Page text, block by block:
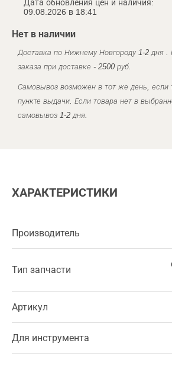
Дата обновления цен и наличия:
09.08.2026 в 18:41
Нет в наличии
Доставка по Нижнему Новгороду 1-2 дня
заказа при доставке - 2500 руб.
Самовывоз возможен в тот же день, если
пункте выдачи. Если товара нет в
самовывоз 1-2 дня.
ХАРАКТЕРИСТИКИ
Производитель
Тип запчасти
Артикул
Для инструмента